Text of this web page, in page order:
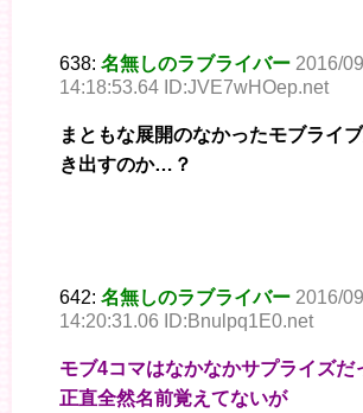
638: 名無しのラブライバー 2016/
14:18:53.64 ID:JVE7wHOep.net
まともな展開のなかったモブライ
き出すのか…？
642: 名無しのラブライバー 2016/
14:20:31.06 ID:Bnulpq1E0.net
モブ4コマはなかなかサプライズだ
正直全然名前覚えてないが